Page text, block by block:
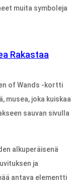
muita symboleja
Rakastaa
of Wands -kortti
musea, joka kuiskaa
sauvan sivulla
alkuperäisenä
ja
antava elementti